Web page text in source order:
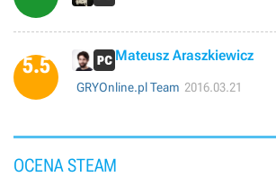
5.5 Mateusz Araszkiewicz
GRYOnline.pl Team 2016.03.21
OCENA STEAM